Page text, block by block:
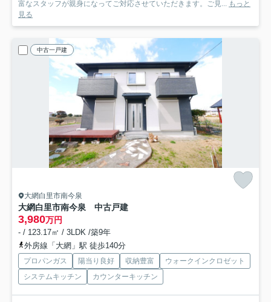
富なスタッフが親身になってご対応させていただきます。ご見... もっと
見る
中古一戸建
大網白里市南今泉
大網白里市南今泉 中古戸建
3,980万円
- / 123.17㎡ / 3LDK /築9年
外房線「大網」駅 徒歩140分
プロパンガス 陽当り良好 収納豊富
ウォークインクロゼット
システムキッチン
カウンターキッチン